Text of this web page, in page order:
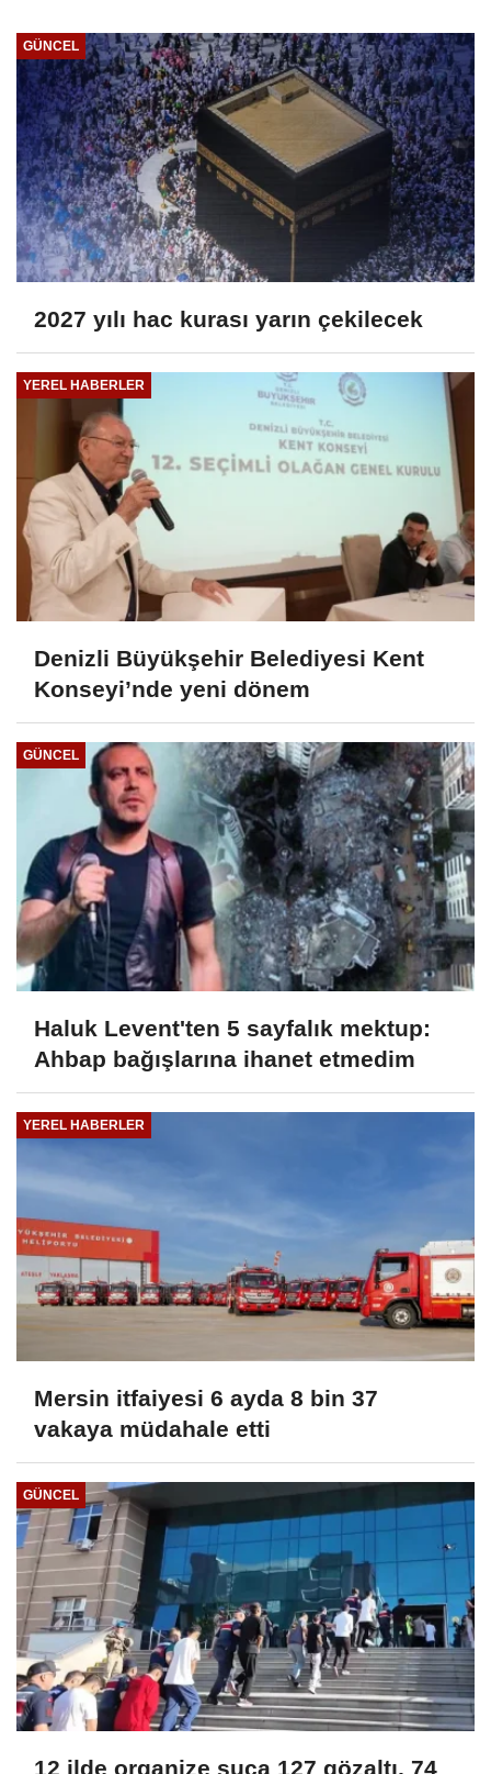
GÜNCEL
2027 yılı hac kurası yarın çekilecek
YEREL HABERLER
Denizli Büyükşehir Belediyesi Kent
Konseyi’nde yeni dönem
GÜNCEL
Haluk Levent'ten 5 sayfalık mektup:
Ahbap bağışlarına ihanet etmedim
YEREL HABERLER
Mersin itfaiyesi 6 ayda 8 bin 37
vakaya müdahale etti
GÜNCEL
12 ilde organize suça 127 gözaltı, 74